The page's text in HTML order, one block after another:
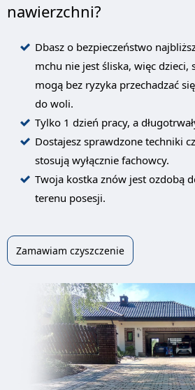
nawierzchni?
Dbasz o bezpieczeństwo
mchu nie jest śliska, więc dzieci,
mogą bez ryzyka przechadzać
do woli.
Tylko 1 dzień pracy, a
Dostajesz sprawdzone techniki
stosują wyłącznie fachowcy.
Twoja kostka znów jest ozdobą
terenu posesji.
Zamawiam czyszczenie